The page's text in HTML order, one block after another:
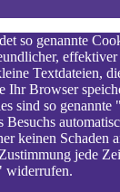
so genannte
effektiver
Textdateien,
Ihr Browser
sind so genannte
Besuchs
keinen Schaden
jede
widerrufen.